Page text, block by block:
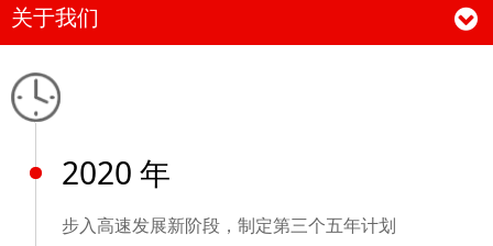
关于我们
2020 年
步入高速发展新阶段，制定第三个五年计划